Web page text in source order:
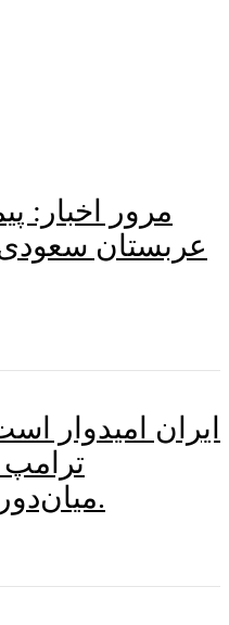
مرور اخبار:
عربستان سعودی
ایران امیدوار
ترامپ
میان‌دوره‌ای به او ضربه بزند.